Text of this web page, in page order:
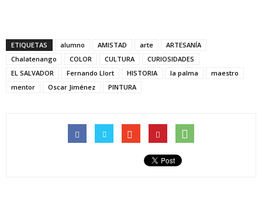
ETIQUETAS alumno AMISTAD arte
ARTESANÍA
Chalatenango
COLOR CULTURA
CURIOSIDADES
EL SALVADOR
Fernando Llort HISTORIA la palma
maestro
mentor
Oscar Jiménez PINTURA